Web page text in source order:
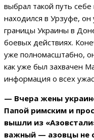
выбрал такой путь
находился в Урзуфе,
границы Украины в
боевых действиях.
уже полномасштабно,
как уже был захвачен
информация о всех
— Вчера жены
Папой римским и
вышли из
важный — азовцы не